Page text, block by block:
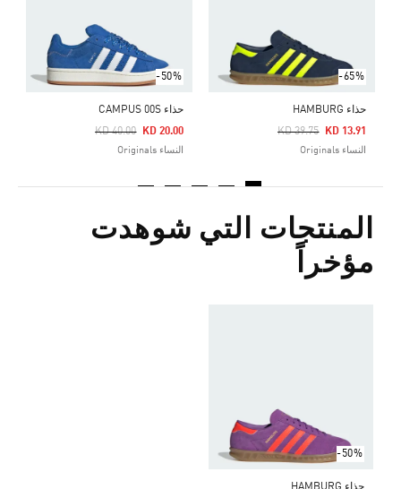
-65%
حذاء HAMBURG
Price Reduced From
KD 39.75
To KD 13.91
النساء Originals
-50%
حذاء CAMPUS 00S
Price Reduced From
KD 40.00
To KD 20.00
النساء Originals
المنتجات التي شوهدت
مؤخراً
-50%